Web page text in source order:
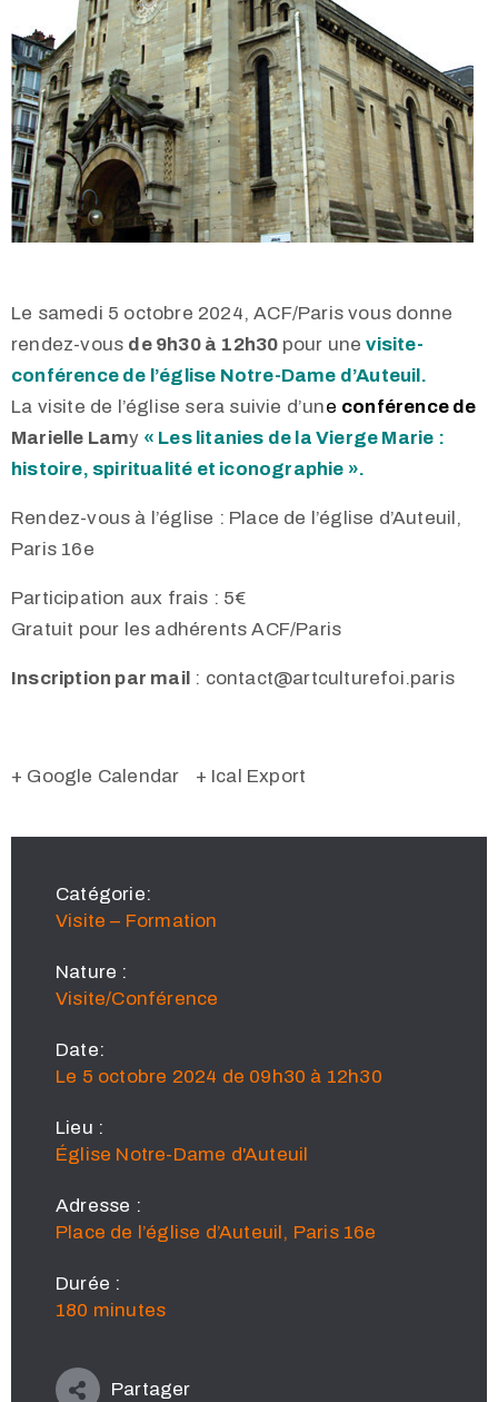
Le samedi 5 octobre 2024, ACF/Paris vous donne
rendez-vous de 9h30 à 12h30 pour unevisite-
conférence de l’église Notre-Dame d’Auteuil.
La visite de l’église sera suivie d’une conférence de
Marielle Lamy « Les litanies de la Vierge Marie :
histoire, spiritualité et iconographie ».
Rendez-vous à l’église : Place de l’église d’Auteuil,
Paris 16e
Participation aux frais : 5€
Gratuit pour les adhérents ACF/Paris
Inscription par mail : contact@artculturefoi.paris
+ Google Calendar + Ical Export
Catégorie:
Visite – Formation
Nature :
Visite/Conférence
Date:
Le 5 octobre 2024 de 09h30 à 12h30
Lieu :
Église Notre-Dame d'Auteuil
Adresse :
Place de l’église d’Auteuil, Paris 16e
Durée :
180 minutes
Partager